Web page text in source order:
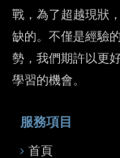
戰，為了超越現狀
缺的。不僅是經驗
勢，我們期許以更
學習的機會。
服務項目
首頁